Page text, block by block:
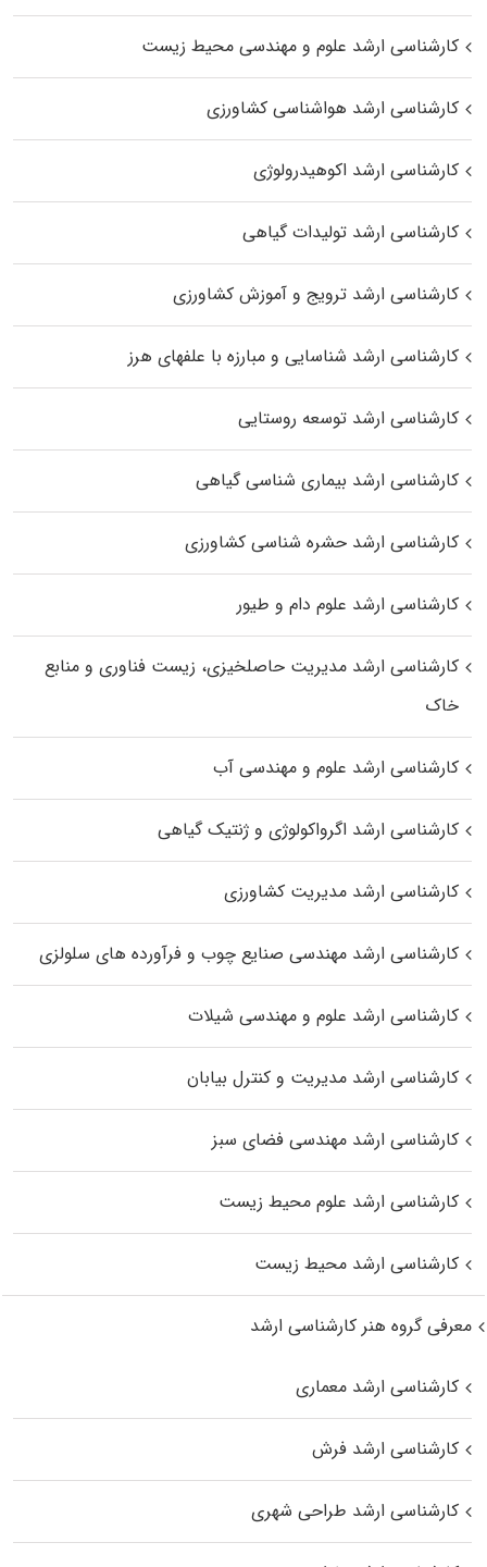
کارشناسی ارشد علوم و مهندسی محیط زیست
کارشناسی ارشد هواشناسی کشاورزی
کارشناسی ارشد اکوهیدرولوژی
کارشناسی ارشد تولیدات گیاهی
کارشناسی ارشد ترویج و آموزش کشاورزی
کارشناسی ارشد شناسایی و مبارزه با علفهای هرز
کارشناسی ارشد توسعه روستایی
کارشناسی ارشد بیماری‌ شناسی گیاهی
کارشناسی ارشد حشره‌ شناسی کشاورزی
کارشناسی ارشد علوم دام و طیور
کارشناسی ارشد مدیریت حاصلخیزی، زیست فناوری و منابع
خاک
کارشناسی ارشد علوم و مهندسی آب
کارشناسی ارشد اگرواکولوژی و ژنتیک گیاهی
کارشناسی ارشد مدیریت کشاورزی
کارشناسی ارشد مهندسی صنایع چوب و فرآورده‌ های سلولزی
کارشناسی ارشد علوم و مهندسی شیلات
کارشناسی ارشد مدیریت و کنترل بیابان
کارشناسی ارشد مهندسی فضای سبز
کارشناسی ارشد علوم محیط‌ زیست
کارشناسی ارشد محیط زیست
معرفی گروه هنر کارشناسی ارشد
کارشناسی ارشد معماری
کارشناسی ارشد فرش
کارشناسی ارشد طراحی شهری